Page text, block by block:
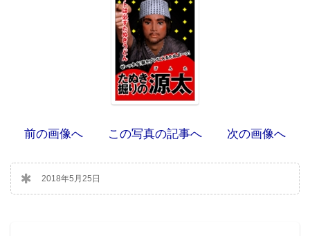
前の画像へ この写真の記事へ 次の画像へ
2018年5月25日